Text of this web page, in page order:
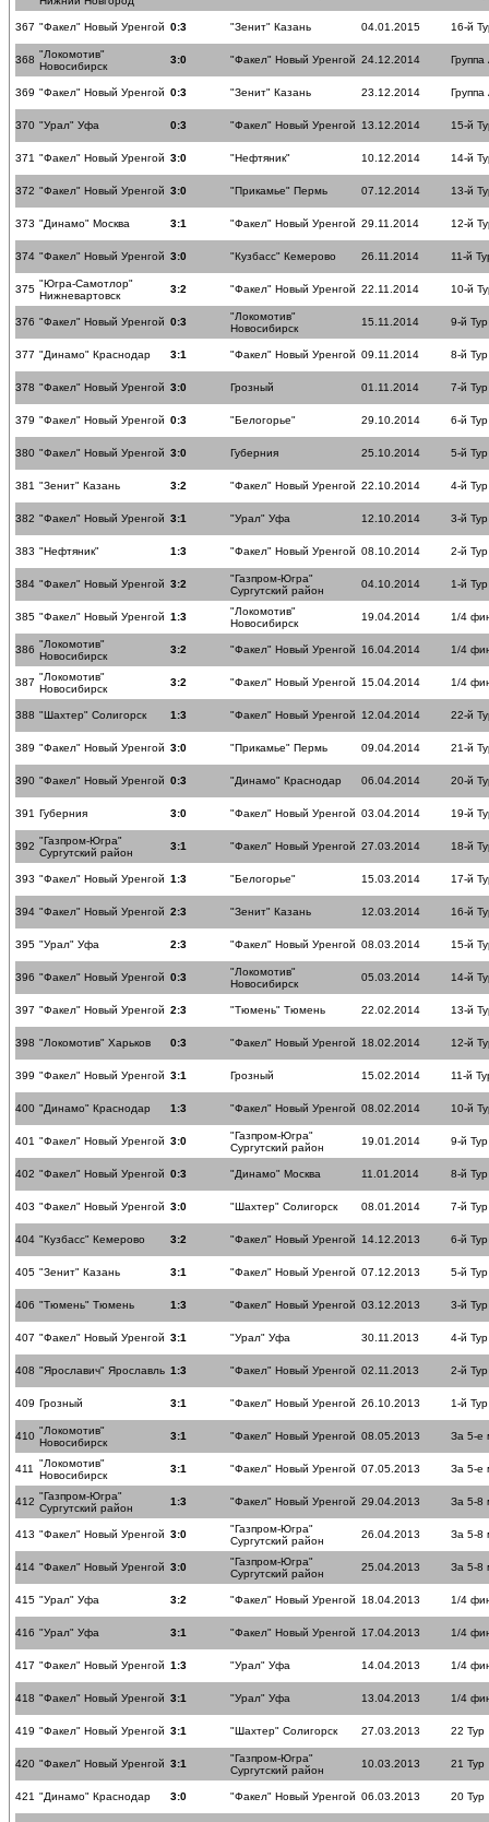
367 "Факел" Новый Уренгой 0:3 "Зенит" Казань 04.01.2015 16-й
368 "Локомотив"
Новосибирск
3:0 "Факел" Новый Уренгой 24.12.2014 Группа
369 "Факел" Новый Уренгой 0:3 "Зенит" Казань 23.12.2014 Группа
370 "Урал" Уфа 0:3 "Факел" Новый Уренгой 13.12.2014 15-й
371 "Факел" Новый Уренгой 3:0 "Нефтяник" 10.12.2014 14-й
372 "Факел" Новый Уренгой 3:0 "Прикамье" Пермь 07.12.2014 13-й
373 "Динамо" Москва 3:1 "Факел" Новый Уренгой 29.11.2014 12-й
374 "Факел" Новый Уренгой 3:0 "Кузбасс" Кемерово 26.11.2014 11-й
375 "Югра-Самотлор"
Нижневартовск
3:2 "Факел" Новый Уренгой 22.11.2014 10-й
376 "Факел" Новый Уренгой 0:3
"Локомотив"
Новосибирск
15.11.2014 9-й Тур
377 "Динамо" Краснодар 3:1 "Факел" Новый Уренгой 09.11.2014 8-й Тур
378 "Факел" Новый Уренгой 3:0 Грозный 01.11.2014 7-й Тур
379 "Факел" Новый Уренгой 0:3 "Белогорье" 29.10.2014 6-й Тур
380 "Факел" Новый Уренгой 3:0 Губерния 25.10.2014 5-й Тур
381 "Зенит" Казань 3:2 "Факел" Новый Уренгой 22.10.2014 4-й Тур
382 "Факел" Новый Уренгой 3:1 "Урал" Уфа 12.10.2014 3-й Тур
383 "Нефтяник" 1:3 "Факел" Новый Уренгой 08.10.2014 2-й Тур
384 "Факел" Новый Уренгой 3:2
"Газпром-Югра"
Сургутский район
04.10.2014 1-й Тур
385 "Факел" Новый Уренгой 1:3
"Локомотив"
Новосибирск
19.04.2014 1/4
386 "Локомотив"
Новосибирск
3:2 "Факел" Новый Уренгой 16.04.2014 1/4
387 "Локомотив"
Новосибирск
3:2 "Факел" Новый Уренгой 15.04.2014 1/4
388 "Шахтер" Солигорск 1:3 "Факел" Новый Уренгой 12.04.2014 22-й
389 "Факел" Новый Уренгой 3:0 "Прикамье" Пермь 09.04.2014 21-й
390 "Факел" Новый Уренгой 0:3 "Динамо" Краснодар 06.04.2014 20-й
391 Губерния 3:0 "Факел" Новый Уренгой 03.04.2014 19-й
392 "Газпром-Югра"
Сургутский район
3:1 "Факел" Новый Уренгой 27.03.2014 18-й
393 "Факел" Новый Уренгой 1:3 "Белогорье" 15.03.2014 17-й
394 "Факел" Новый Уренгой 2:3 "Зенит" Казань 12.03.2014 16-й
395 "Урал" Уфа 2:3 "Факел" Новый Уренгой 08.03.2014 15-й
396 "Факел" Новый Уренгой 0:3
"Локомотив"
Новосибирск
05.03.2014 14-й
397 "Факел" Новый Уренгой 2:3 "Тюмень" Тюмень 22.02.2014 13-й
398 "Локомотив" Харьков 0:3 "Факел" Новый Уренгой 18.02.2014 12-й
399 "Факел" Новый Уренгой 3:1 Грозный 15.02.2014 11-й
400 "Динамо" Краснодар 1:3 "Факел" Новый Уренгой 08.02.2014 10-й
401 "Факел" Новый Уренгой 3:0
"Газпром-Югра"
Сургутский район
19.01.2014 9-й Тур
402 "Факел" Новый Уренгой 0:3 "Динамо" Москва 11.01.2014 8-й Тур
403 "Факел" Новый Уренгой 3:0 "Шахтер" Солигорск 08.01.2014 7-й Тур
404 "Кузбасс" Кемерово 3:2 "Факел" Новый Уренгой 14.12.2013 6-й Тур
405 "Зенит" Казань 3:1 "Факел" Новый Уренгой 07.12.2013 5-й Тур
406 "Тюмень" Тюмень 1:3 "Факел" Новый Уренгой 03.12.2013 3-й Тур
407 "Факел" Новый Уренгой 3:1 "Урал" Уфа 30.11.2013 4-й Тур
408 "Ярославич" Ярославль 1:3 "Факел" Новый Уренгой 02.11.2013 2-й Тур
409 Грозный 3:1 "Факел" Новый Уренгой 26.10.2013 1-й Тур
410 "Локомотив"
Новосибирск
3:1 "Факел" Новый Уренгой 08.05.2013 За 5-е
411
"Локомотив"
Новосибирск
3:1 "Факел" Новый Уренгой 07.05.2013 За 5-е
412 "Газпром-Югра"
Сургутский район
1:3 "Факел" Новый Уренгой 29.04.2013 За 5-8
413 "Факел" Новый Уренгой 3:0
"Газпром-Югра"
Сургутский район
26.04.2013 За 5-8
414 "Факел" Новый Уренгой 3:0
"Газпром-Югра"
Сургутский район
25.04.2013 За 5-8
415 "Урал" Уфа 3:2 "Факел" Новый Уренгой 18.04.2013 1/4
416 "Урал" Уфа 3:1 "Факел" Новый Уренгой 17.04.2013 1/4
417 "Факел" Новый Уренгой 1:3 "Урал" Уфа 14.04.2013 1/4
418 "Факел" Новый Уренгой 3:1 "Урал" Уфа 13.04.2013 1/4
419 "Факел" Новый Уренгой 3:1 "Шахтер" Солигорск 27.03.2013 22 Тур
420 "Факел" Новый Уренгой 3:1
"Газпром-Югра"
Сургутский район
10.03.2013 21 Тур
421 "Динамо" Краснодар 3:0 "Факел" Новый Уренгой 06.03.2013 20 Тур